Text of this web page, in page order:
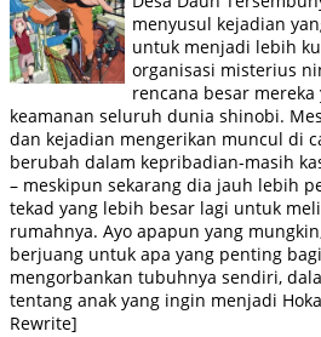
menyusul kejadian
untuk menjadi lebih
organisasi misterius
rencana besar
keamanan seluruh dunia shinobi.
dan kejadian mengerikan muncul di
berubah dalam kepribadian-masih
– meskipun sekarang dia jauh lebih
tekad yang lebih besar lagi untuk
rumahnya. Ayo apapun yang
berjuang untuk apa yang penting
mengorbankan tubuhnya sendiri,
tentang anak yang ingin menjadi
Rewrite]